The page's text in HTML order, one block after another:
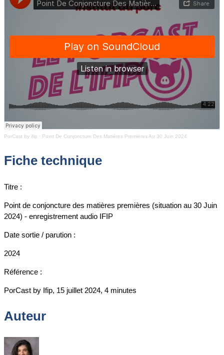
PorCast by ifip · Point De Conjoncture Des Matières Premières Au 30 Juin 2024
Fiche technique
Titre :
Point de conjoncture des matières premières (situation au 30 Juin
2024) - enregistrement audio IFIP
Date sortie / parution :
2024
Référence :
PorCast by Ifip, 15 juillet 2024, 4 minutes
Auteur